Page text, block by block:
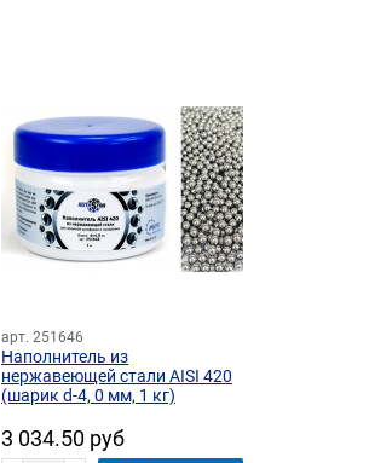
арт. 251646
Наполнитель из
нержавеющей стали AISI 420
(шарик d-4, 0 мм, 1 кг)
3 034.50 руб